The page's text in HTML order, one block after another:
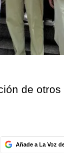
de
Añade a La Voz